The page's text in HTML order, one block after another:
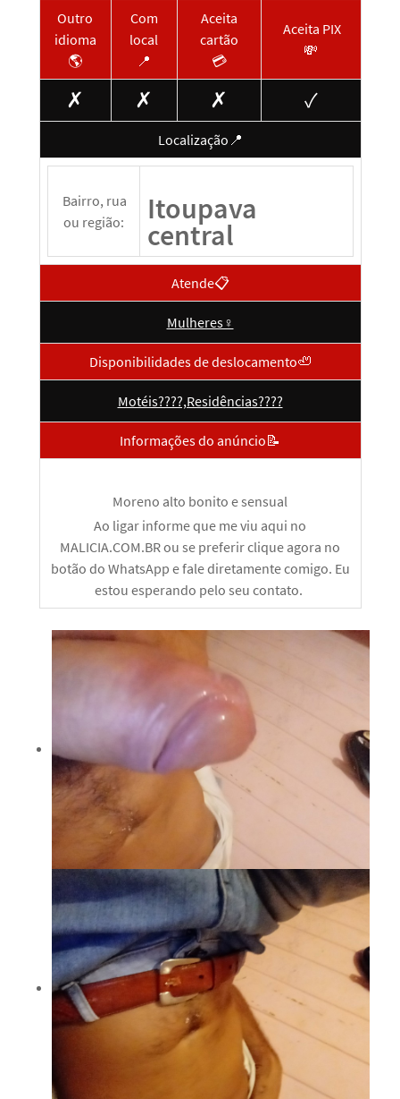
Outro
idioma
🌎
Com
local
📍
Aceita
cartão
💳
Aceita PIX
💸
✗ ✗ ✗ ✓
Localização📍
Bairro, rua
ou região:
Itoupava
central
Atende📋
Mulheres♀️
Disponibilidades de deslocamento🦥
Motéis????,Residências????
Informações do anúncio📝
Moreno alto bonito e sensual
Ao ligar informe que me viu aqui no
MALICIA.COM.BR ou se preferir clique agora no
botão do WhatsApp e fale diretamente comigo. Eu
estou esperando pelo seu contato.